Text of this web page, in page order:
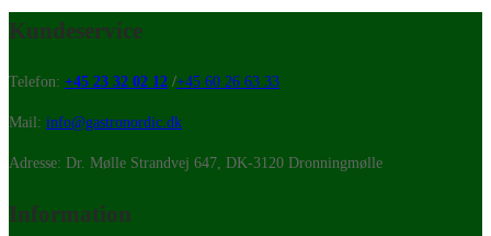
Kundeservice
Telefon: +45 23 32 02 12 /+45 60 26 63 33
Mail: info@gastronordic.dk
Adresse: Dr. Mølle Strandvej 647, DK-3120 Dronningmølle
Information